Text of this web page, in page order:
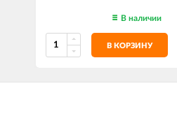
В наличии
В КОРЗИНУ